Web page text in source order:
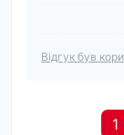
Відгук був
1